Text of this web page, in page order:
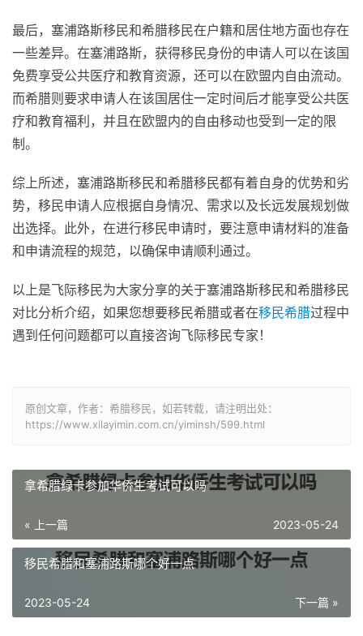
最后，塞浦路斯移民和希腊移民在户籍和居住地方面也存在
一些差异。在塞浦路斯，获得移民身份的申请人可以在该国
免费享受公共医疗和教育资源，还可以在欧盟内自由流动。
而希腊则要求申请人在该国居住一定时间后才能享受公共医
疗和教育福利，并且在欧盟内的自由移动也受到一定的限
制。
综上所述，塞浦路斯移民和希腊移民都有着自身的优势和劣
势，移民申请人应根据自身情况、需求以及长远发展规划做
出选择。此外，在进行移民申请时，要注意申请材料的准备
和申请流程的规范，以确保申请顺利通过。
以上是飞际移民为大家分享的关于塞浦路斯移民和希腊移民
对比分析介绍，如果您想要移民希腊或者在移民希腊过程中
遇到任何问题都可以直接咨询飞际移民专家！
原创文章，作者：希腊移民，如若转载，请注明出处：
https://www.xilayimin.com.cn/yiminsh/599.html
拿希腊绿卡参加华侨生考试可以吗
« 上一篇 2023-05-24
移民希腊和塞浦路斯哪个好一点
下一篇 »
2023-05-24